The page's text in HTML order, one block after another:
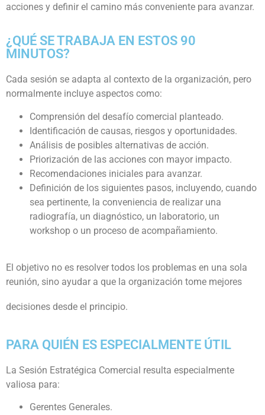
acciones y definir el camino más conveniente para avanzar.
¿QUÉ SE TRABAJA EN ESTOS 90
MINUTOS?
Cada sesión se adapta al contexto de la organización, pero
normalmente incluye aspectos como:
Comprensión del desafío comercial planteado.
Identificación de causas, riesgos y oportunidades.
Análisis de posibles alternativas de acción.
Priorización de las acciones con mayor impacto.
Recomendaciones iniciales para avanzar.
Definición de los siguientes pasos, incluyendo, cuando
sea pertinente, la conveniencia de realizar una
radiografía, un diagnóstico, un laboratorio, un
workshop o un proceso de acompañamiento.
El objetivo no es resolver todos los problemas en una sola
reunión, sino ayudar a que la organización tome mejores
decisiones desde el principio.
PARA QUIÉN ES ESPECIALMENTE ÚTIL
La Sesión Estratégica Comercial resulta especialmente
valiosa para:
Gerentes Generales.